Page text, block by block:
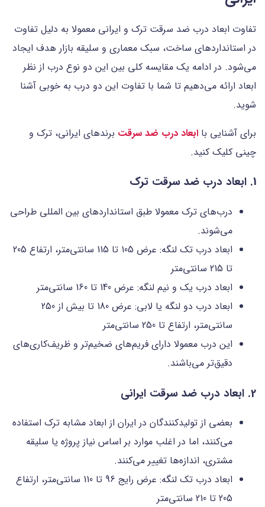
تفاوت ابعاد درب ضد سرقت ترک و ایرانی معمولا به دلیل تفاوت
در استانداردهای ساخت، سبک معماری و سلیقه بازار هدف ایجاد
می‌شود. در ادامه یک مقایسه کلی بین این دو نوع درب از نظر
ابعاد ارائه می‌دهیم تا شما با تفاوت این دو درب به خوبی آشنا
شوید.
برای آشنایی با ابعاد درب ضد سرقت برندهای ایرانی، ترک و
چینی کلیک کنید.
1. ابعاد درب ضد سرقت ترک
درب‌های ترک معمولا طبق استانداردهای بین المللی طراحی
می‌شوند.
ابعاد درب تک لنگه: عرض 105 تا 115 سانتی‌متر، ارتفاع 205
تا 215 سانتی‌متر
ابعاد درب یک و نیم لنگه: عرض 140 تا 160 سانتی‌متر
ابعاد درب دو لنگه یا لابی: عرض 180 تا بیش از 250
سانتی‌متر، ارتفاع تا 250 سانتی‌متر
این درب معمولا دارای فریم‌های ضخیم‌تر و ظریف‌کاری‌های
دقیق‌تر می‌باشند.
2. ابعاد درب ضد سرقت ایرانی
بعضی از تولیدکنندگان در ایران از ابعاد مشابه ترک استفاده
می‌کنند، اما در اغلب موارد بر اساس نیاز پروژه یا سلیقه
مشتری، اندازه‌ها تغییر می‌کنند.
ابعاد درب تک لنگه: عرض رایج 96 تا 110 سانتی‌متر، ارتفاع
205 تا 210 سانتی‌متر